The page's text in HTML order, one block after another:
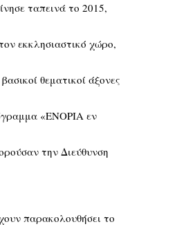
ταπεινά το 2015,
εκκλησιαστικό χώρο,
θεματικοί άξονες
«ΕΝΟΡΙΑ εν
την Διεύθυνση
παρακολουθήσει το